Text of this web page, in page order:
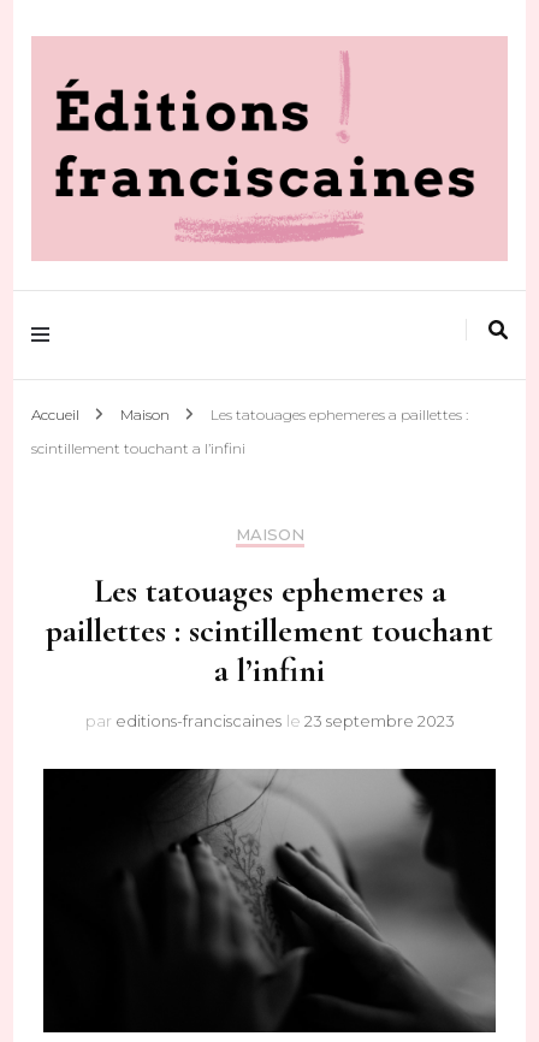
Editions
franciscaines
Votre actualité au quotidien
Accueil Maison
Les tatouages ephemeres a paillettes :
scintillement touchant a l’infini
MAISON
Les tatouages ephemeres a
paillettes : scintillement touchant
a l’infini
par editions-franciscaines le 23 septembre 2023